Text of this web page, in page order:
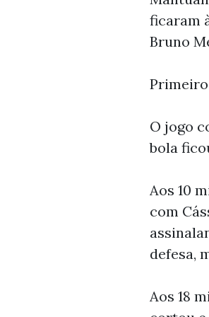
ficaram
Bruno
O jogo
bola
Aos 10
com
defesa,
Aos 18